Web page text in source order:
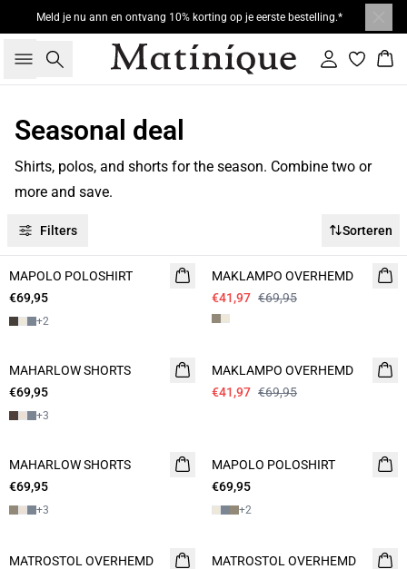
Meld je nu ann en ontvang 10% korting op je eerste bestelling.*
Zoeken Inloggen
Seasonal deal
Shirts, polos, and shorts for the season. Combine two or
more and save.
Filters Sorteren
NIEUW
2 FOR 120
MAPOLO POLOSHIRT
€69,95
+2
MAKLAMPO OVERHEMD
€41,97 €69,95
NIEUW
2 FOR 120
MAHARLOW SHORTS
€69,95
+3
MAKLAMPO OVERHEMD
€41,97 €69,95
NIEUW
2 FOR 120
MAHARLOW SHORTS
€69,95
+3
NIEUW
2 FOR 120
MAPOLO POLOSHIRT
€69,95
+2
NIEUW
MATROSTOL OVERHEMD
NIEUW
MATROSTOL OVERHEMD